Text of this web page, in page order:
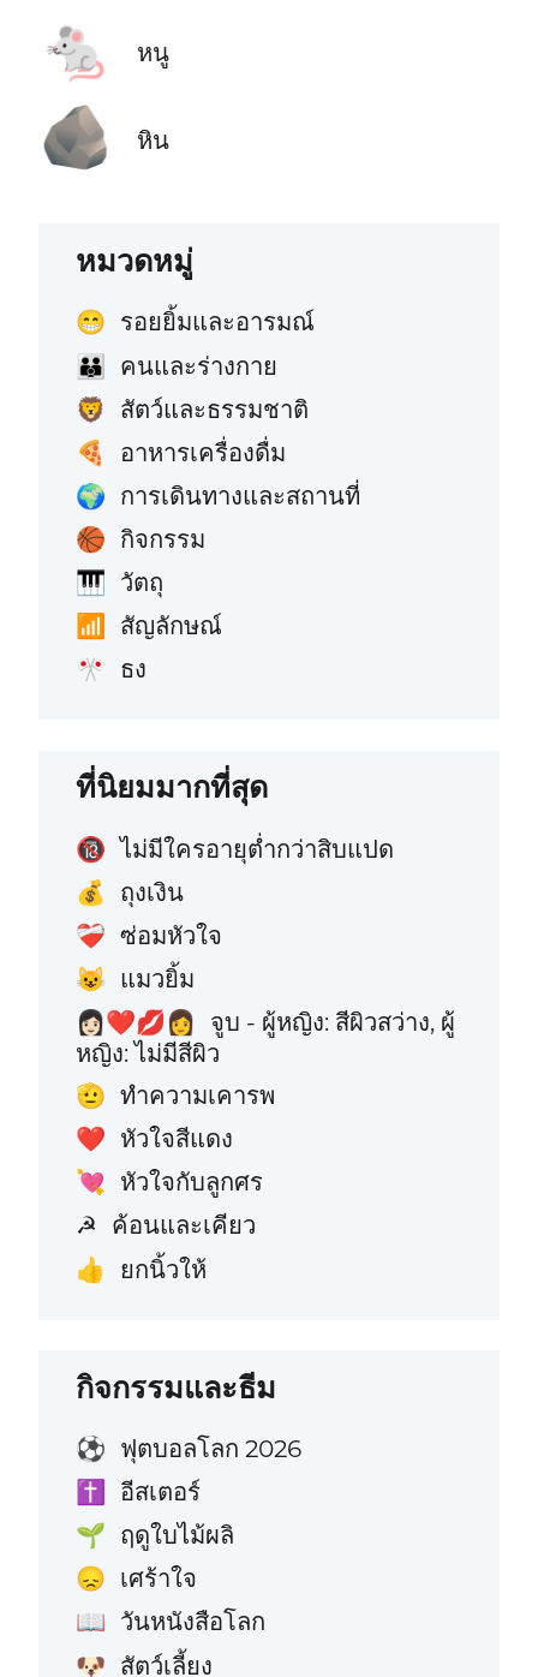
🐁 หนู
🪨 หิน
หมวดหมู่
😁 รอยยิ้มและอารมณ์
👪 คนและร่างกาย
🦁 สัตว์และธรรมชาติ
🍕 อาหารเครื่องดื่ม
🌍 การเดินทางและสถานที่
🏀 กิจกรรม
🎹 วัตถุ
📶 สัญลักษณ์
🎌 ธง
ที่นิยมมากที่สุด
🔞 ไม่มีใครอายุต่ำกว่าสิบแปด
💰 ถุงเงิน
❤️‍🩹 ซ่อมหัวใจ
😺 แมวยิ้ม
👩🏻‍❤️‍💋‍👩
จูบ - ผู้หญิง: สีผิวสว่าง, ผู้
หญิง: ไม่มีสีผิว
🫡 ทำความเคารพ
❤️ หัวใจสีแดง
💘 หัวใจกับลูกศร
☭ ค้อนและเคียว
👍 ยกนิ้วให้
กิจกรรมและธีม
⚽ ฟุตบอลโลก 2026
✝️ อีสเตอร์
🌱 ฤดูใบไม้ผลิ
😞 เศร้าใจ
📖 วันหนังสือโลก
🐶 สัตว์เลี้ยง